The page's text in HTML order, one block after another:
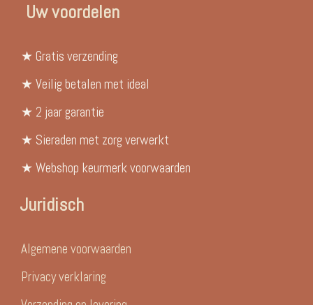
Uw voordelen
★ Gratis verzending
★ Veilig betalen met ideal
★ 2 jaar garantie
★ Sieraden met zorg verwerkt
★ Webshop keurmerk voorwaarden
Juridisch
Algemene voorwaarden
Privacy verklaring